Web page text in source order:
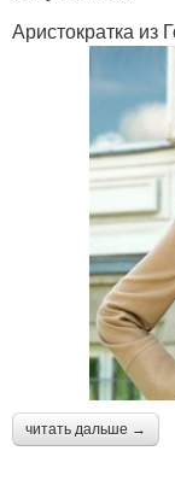
Аристократка из
читать дальше →